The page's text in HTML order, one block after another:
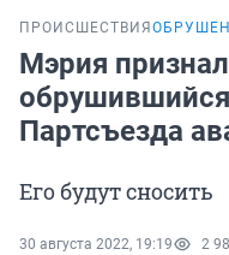
ПРОИСШЕСТВИЯ
Мэрия
Партсъезда
Его будут сносить
30 августа 2022, 19:19 2